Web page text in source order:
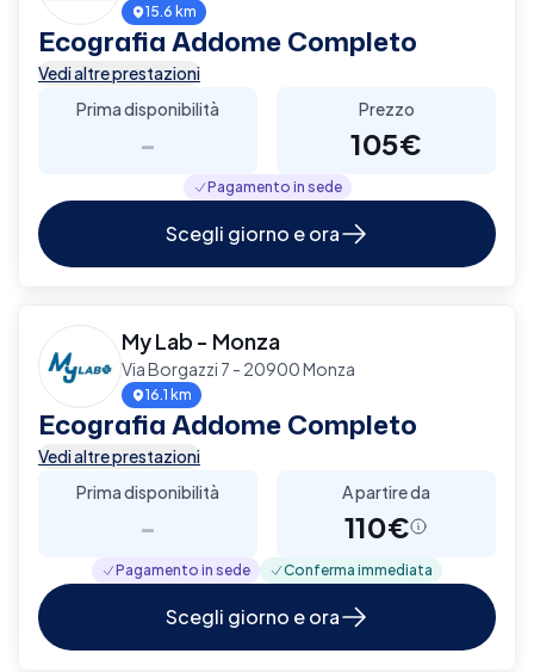
15.6 km
Ecografia Addome Completo
Vedi altre prestazioni
Prima disponibilità
-
Prezzo
105€
Pagamento in sede
Scegli giorno e ora
My Lab - Monza
Via Borgazzi 7 - 20900 Monza
16.1 km
Ecografia Addome Completo
Vedi altre prestazioni
Prima disponibilità
-
A partire da
110€
Pagamento in sede Conferma immediata
Scegli giorno e ora